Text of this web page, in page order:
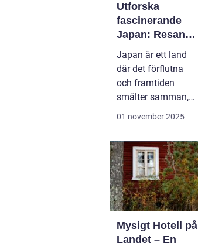
Utforska
fascinerande
Japan: Resans
mål för
upptäckare
Japan är ett land
där det förflutna
och framtiden
smälter samman,
gamla tempel e...
01 november 2025
Mysigt Hotell på
Landet – En